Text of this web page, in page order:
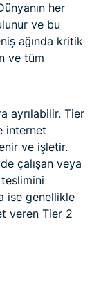
her
ve bu
ağında kritik
ve tüm
ayrılabilir. Tier
internet
ve işletir.
çalışan veya
ise genellikle
veren Tier 2